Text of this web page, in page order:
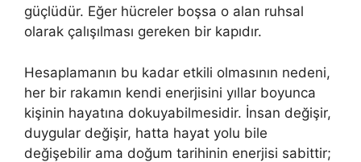
güçlüdür. Eğer hücreler boşsa o alan ruhsal
olarak çalışılması gereken bir kapıdır.
Hesaplamanın bu kadar etkili olmasının nedeni,
her bir rakamın kendi enerjisini yıllar boyunca
kişinin hayatına dokuyabilmesidir. İnsan değişir,
duygular değişir, hatta hayat yolu bile
değişebilir ama doğum tarihinin enerjisi sabittir;